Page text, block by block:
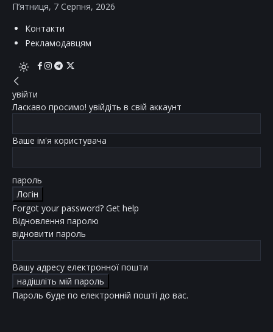
П’ятниця, 7 Серпня, 2026
Контакти
Рекламодавцям
увійти
Ласкаво просимо! увійдіть в свій аккаунт
Ваше ім'я користувача
пароль
Forgot your password? Get help
Відновлення паролю
відновити пароль
Вашу адресу електронної пошти
Пароль буде по електронній пошті до вас.